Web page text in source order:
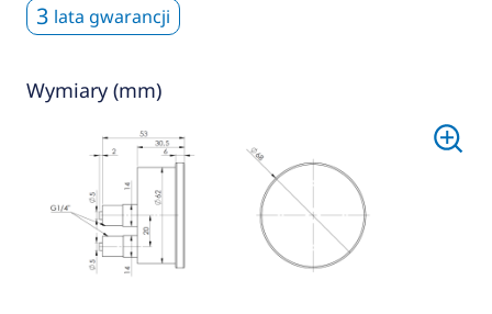
3 lata gwarancji
Wymiary (mm)